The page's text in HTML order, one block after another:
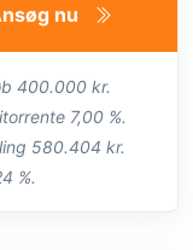
nu
400.000 kr.
7,00 %.
580.404 kr.
%.